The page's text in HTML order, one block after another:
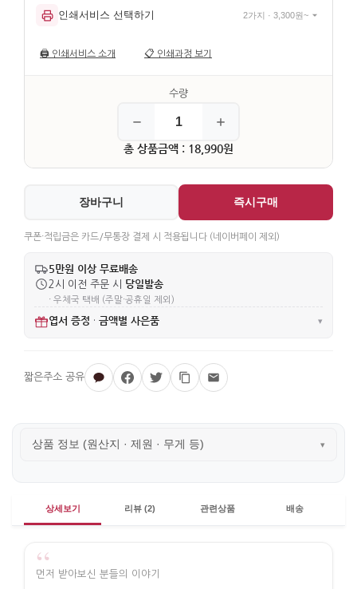
인쇄서비스 선택하기 2가지 · 3,300원~
🖨️ 인쇄서비스 소개 📋 인쇄과정 보기
총 상품금액 : 18,990원
장바구니 즉시구매
쿠폰·적립금은 카드/무통장 결제 시 적용됩니다 (네이버페이 제외)
5만원 이상 무료배송
2시 이전 주문 시 당일발송
· 우체국 택배 (주말·공휴일 제외)
엽서 증정 · 금액별 사은품 ▾
상품 정보 (원산지 · 제원 · 무게 등) ▾
상세보기 리뷰 (2) 관련상품 배송
“
먼저 받아보신 분들의 이야기